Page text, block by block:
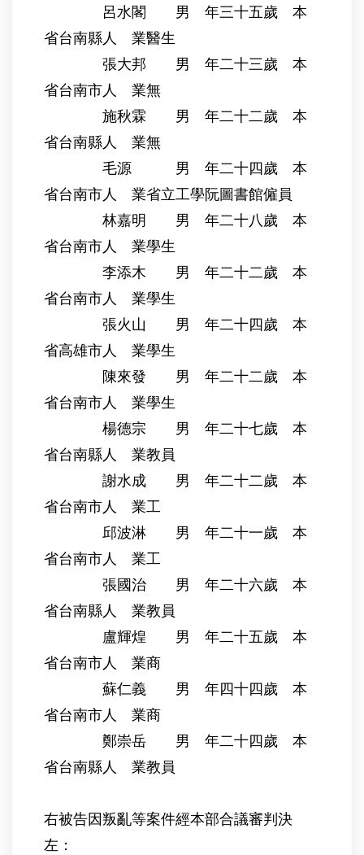
呂水閣 男 年三十五歲 本
省台南縣人 業醫生
張大邦 男 年二十三歲 本
省台南市人 業無
施秋霖 男 年二十二歲 本
省台南縣人 業無
毛源 男 年二十四歲 本
省台南市人 業省立工學阮圖書館僱員
林嘉明 男 年二十八歲 本
省台南市人 業學生
李添木 男 年二十二歲 本
省台南市人 業學生
張火山 男 年二十四歲 本
省高雄市人 業學生
陳來發 男 年二十二歲 本
省台南市人 業學生
楊德宗 男 年二十七歲 本
省台南縣人 業教員
謝水成 男 年二十二歲 本
省台南市人 業工
邱波淋 男 年二十一歲 本
省台南市人 業工
張國治 男 年二十六歲 本
省台南縣人 業教員
盧輝煌 男 年二十五歲 本
省台南市人 業商
蘇仁義 男 年四十四歲 本
省台南市人 業商
鄭崇岳 男 年二十四歲 本
省台南縣人 業教員
右被告因叛亂等案件經本部合議審判決
左：